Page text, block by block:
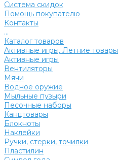
Система скидок
Помощь покупателю
Контакты
...
Каталог товаров
Активные игры, Летние товары
Активные игры
Вентиляторы
Мячи
Водное оружие
Мыльные пузыри
Песочные наборы
Канцтовары
Блокноты
Наклейки
Ручки, стерки, точилки
Пластилин